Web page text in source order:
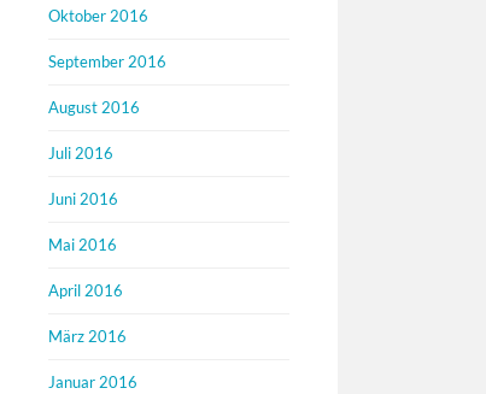
Oktober 2016
September 2016
August 2016
Juli 2016
Juni 2016
Mai 2016
April 2016
März 2016
Januar 2016